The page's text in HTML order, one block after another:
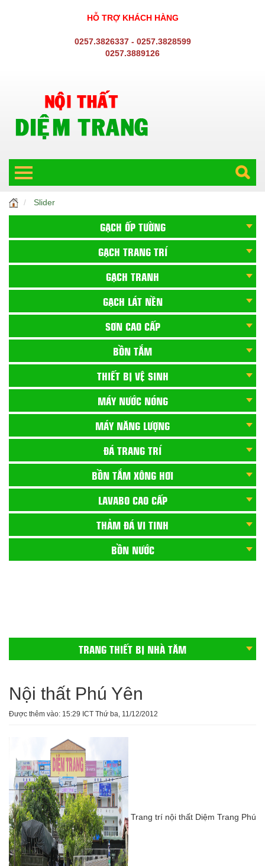
HỖ TRỢ KHÁCH HÀNG
0257.3826337 - 0257.3828599
0257.3889126
Slider
GẠCH ỐP TƯỜNG
GẠCH TRANG TRÍ
GẠCH TRANH
GẠCH LÁT NỀN
SƠN CAO CẤP
BỒN TẮM
THIẾT BỊ VỆ SINH
MÁY NƯỚC NÓNG
MÁY NĂNG LƯỢNG
ĐÁ TRANG TRÍ
BỒN TẮM XÔNG HƠI
LAVABO CAO CẤP
THẢM ĐÁ VI TINH
BỒN NƯỚC
TRANG THIẾT BỊ NHÀ TĂM
Nội thất Phú Yên
Được thêm vào: 15:29 ICT Thứ ba, 11/12/2012
Trang trí nội thất Diệm Trang Phú